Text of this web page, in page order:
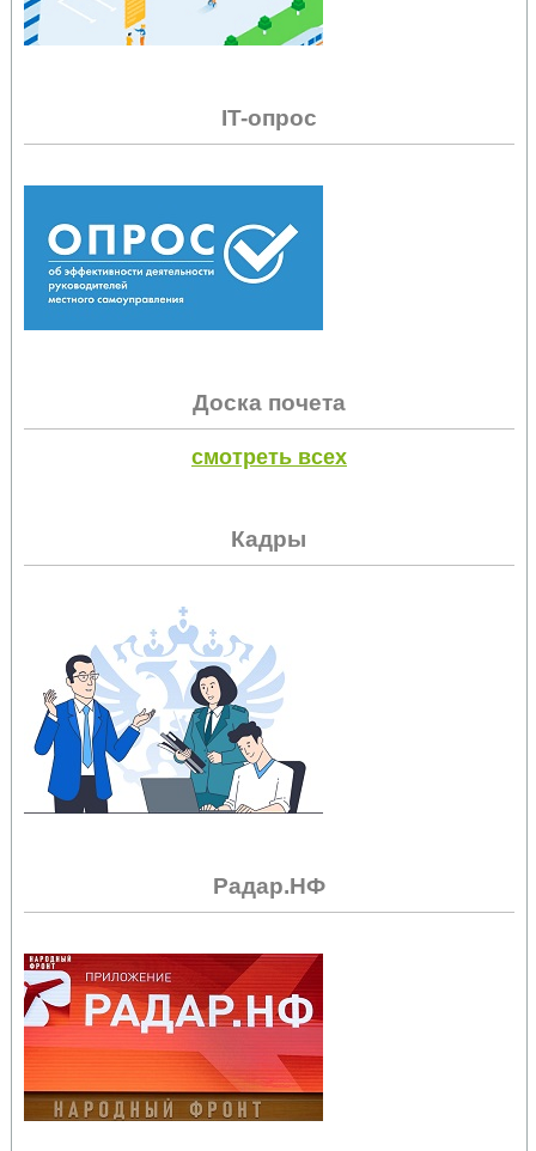
IT-опрос
Доска почета
смотреть всех
Кадры
Радар.НФ